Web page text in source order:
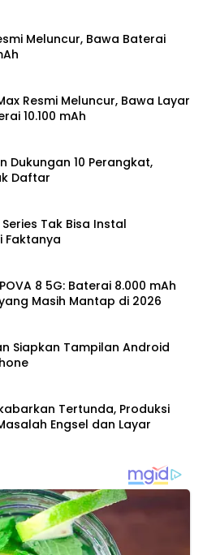
Meluncur, Bawa Baterai
Resmi Meluncur, Bawa Layar
10.100 mAh
Dukungan 10 Perangkat,
Daftar
Tak Bisa Instal
Faktanya
8 5G: Baterai 8.000 mAh
Masih Mantap di 2026
Siapkan Tampilan Android
Tertunda, Produksi
Engsel dan Layar